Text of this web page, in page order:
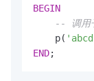
BEGIN
-- 调用
    p(
END;